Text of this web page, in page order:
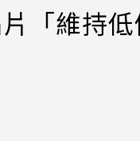
「維持